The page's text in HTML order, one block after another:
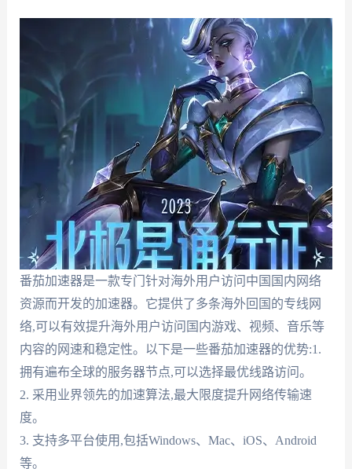
番茄加速器是一款专门针对海外用户访问中国国内网络
资源而开发的加速器。它提供了多条海外回国的专线网
络,可以有效提升海外用户访问国内游戏、视频、音乐等
内容的网速和稳定性。以下是一些番茄加速器的优势:1.
拥有遍布全球的服务器节点,可以选择最优线路访问。
2. 采用业界领先的加速算法,最大限度提升网络传输速
度。
3. 支持多平台使用,包括Windows、Mac、iOS、Android
等。